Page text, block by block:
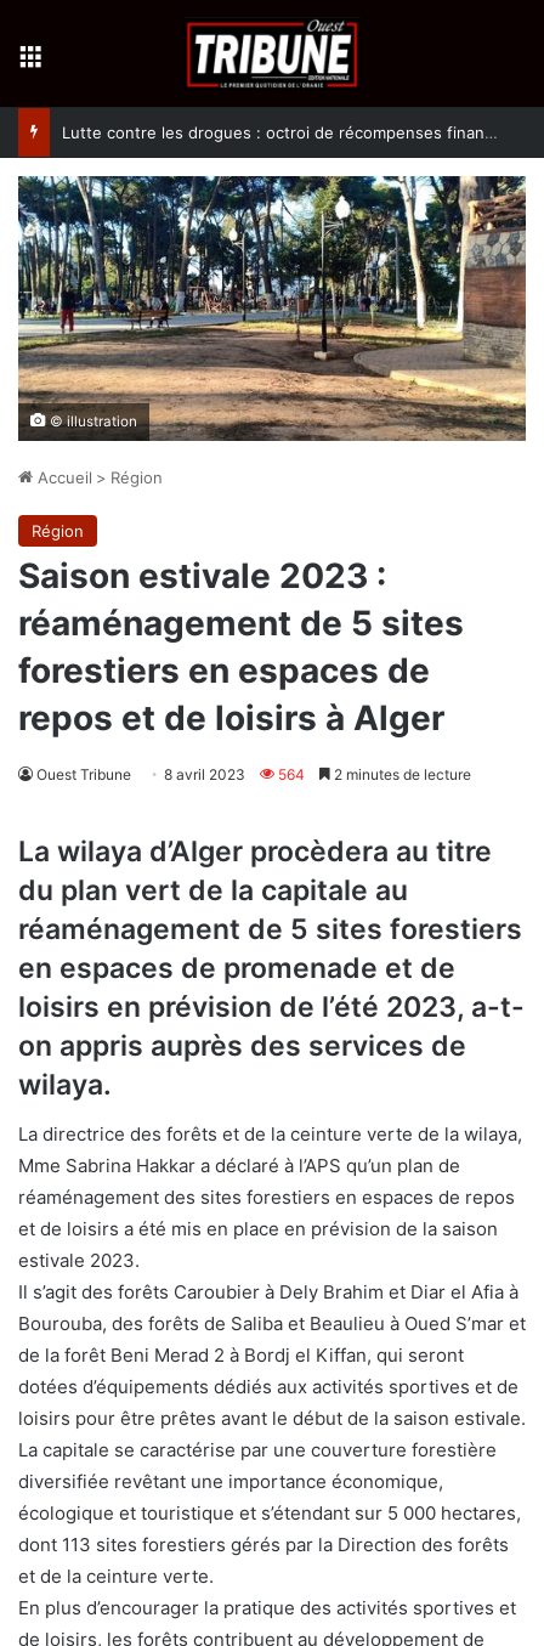
Lutte contre les drogues : octroi de récompenses financières aux dénonciateurs de trafiquants
© illustration
Accueil > Région
Région
Saison estivale 2023 :
réaménagement de 5 sites
forestiers en espaces de
repos et de loisirs à Alger
Ouest Tribune 8 avril 2023 564 2 minutes de lecture
La wilaya d’Alger procèdera au titre
du plan vert de la capitale au
réaménagement de 5 sites forestiers
en espaces de promenade et de
loisirs en prévision de l’été 2023, a-t-
on appris auprès des services de
wilaya.
La directrice des forêts et de la ceinture verte de la wilaya,
Mme Sabrina Hakkar a déclaré à l’APS qu’un plan de
réaménagement des sites forestiers en espaces de repos
et de loisirs a été mis en place en prévision de la saison
estivale 2023.
Il s’agit des forêts Caroubier à Dely Brahim et Diar el Afia à
Bourouba, des forêts de Saliba et Beaulieu à Oued S’mar et
de la forêt Beni Merad 2 à Bordj el Kiffan, qui seront
dotées d’équipements dédiés aux activités sportives et de
loisirs pour être prêtes avant le début de la saison estivale.
La capitale se caractérise par une couverture forestière
diversifiée revêtant une importance économique,
écologique et touristique et s’étendant sur 5 000 hectares,
dont 113 sites forestiers gérés par la Direction des forêts
et de la ceinture verte.
En plus d’encourager la pratique des activités sportives et
de loisirs, les forêts contribuent au développement de